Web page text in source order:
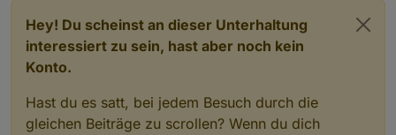
Hey! Du scheinst an dieser Unterhaltung
interessiert zu sein, hast aber noch kein
Konto.
Hast du es satt, bei jedem Besuch durch die
gleichen Beiträge zu scrollen? Wenn du dich